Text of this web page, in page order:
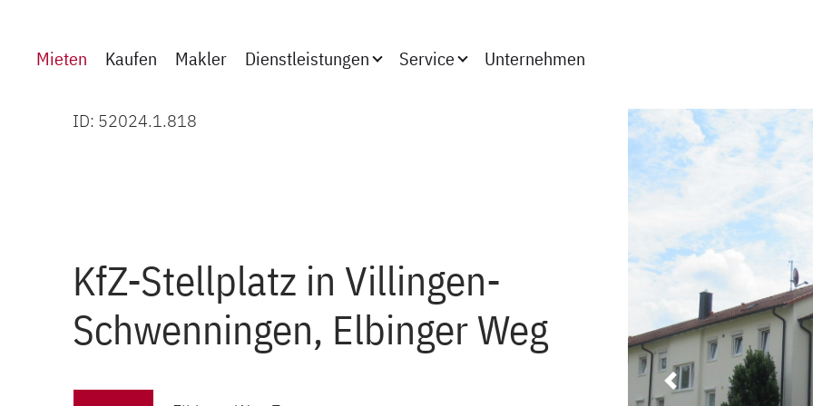
Mieten (aktiv)
Kaufen (aktiv)
Makler(aktiv)
Dienstleistungen Service Unternehmen
ID: 52024.1.818
KfZ-Stellplatz in Villingen-
Schwenningen, Elbinger Weg
Previous